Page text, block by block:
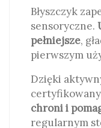
Błyszczyk
sensoryczne.
pełniejsze,
pierwszym
Dzięki
chroni i
regularnym